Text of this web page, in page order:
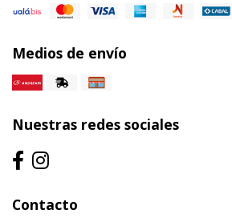
Medios de envío
Nuestras redes sociales
Contacto